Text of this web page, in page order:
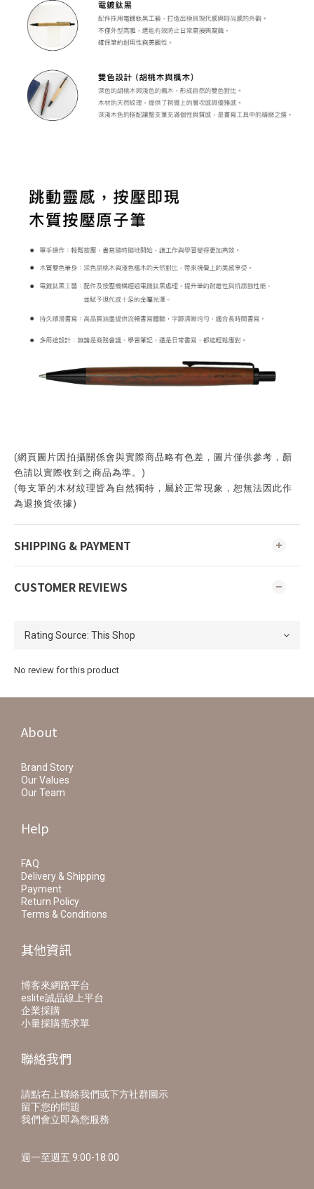
(網頁圖片因拍攝關係會與實際商品略有色差，圖片僅供參考，顏
色請以實際收到之商品為準。)
(每支筆的木材紋理皆為自然獨特，屬於正常現象，恕無法因此作
為退換貨依據)
SHIPPING & PAYMENT
CUSTOMER REVIEWS
No review for this product
About
Brand Story
Our Values
Our Team
Help
FAQ
Delivery & Shipping
Payment
Return Policy
Terms & Conditions
其他資訊
博客來網路平台
eslite誠品線上平台
企業採購
小量採購需求單
聯絡我們
請點右上聯絡我們或下方社群圖示
留下您的問題
我們會立即為您服務
週一至週五 9:00-18:00